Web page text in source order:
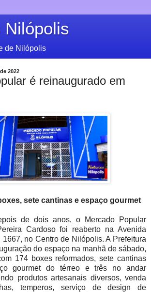
Nilópolis
de Nilópolis
2022
é reinaugurado em
sete cantinas e espaço gourmet
de dois anos, o Mercado Popular
Cardoso foi reaberto na Avenida
no Centro de Nilópolis. A Prefeitura
do espaço na manhã de sábado,
174 boxes reformados, sete cantinas
gourmet do térreo e três no andar
produtos artesanais diversos, venda
temperos, serviço de design de